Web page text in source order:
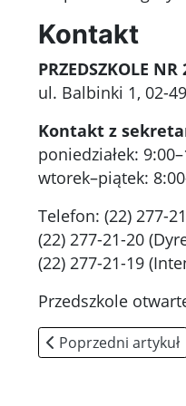
Kontakt
PRZEDSZKOLE
ul. Balbinki 1, 02-
Kontakt z
poniedziałek:
wtorek–piątek:
Telefon: (22) 277-
(22) 277-21-20
(22) 277-21-19
Przedszkole
Poprzedni artykuł:
Poprzedni artykuł